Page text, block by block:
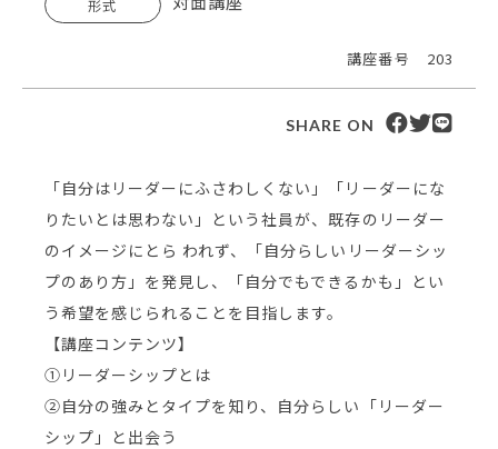
形式
講座番号 203
SHARE ON
「自分はリーダーにふさわしくない」「リーダーにな
りたいとは思わない」という社員が、既存のリーダー
のイメージにとら われず、「自分らしいリーダーシッ
プのあり方」を発見し、「自分でもできるかも」とい
う希望を感じられることを目指します。
【講座コンテンツ】
①リーダーシップとは
②自分の強みとタイプを知り、自分らしい「リーダー
シップ」と出会う